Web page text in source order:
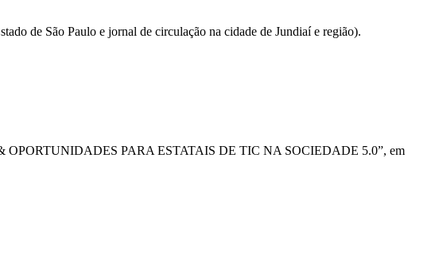
de São Paulo e jornal de circulação na cidade de Jundiaí e região).
& OPORTUNIDADES PARA ESTATAIS DE TIC NA SOCIEDADE 5.0”, em